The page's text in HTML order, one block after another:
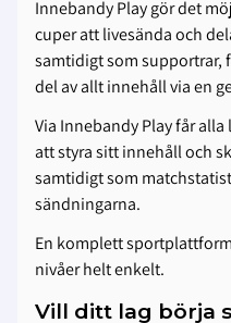
Innebandy Play gör det
cuper att livesända och
samtidigt som supportrar,
del av allt innehåll via en
Via Innebandy Play får
att styra sitt innehåll och
samtidigt som
sändningarna.
En komplett
nivåer helt enkelt.
Vill ditt lag börja